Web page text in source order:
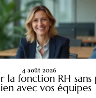
la fonction RH
avec vos équipes
4 août 2026